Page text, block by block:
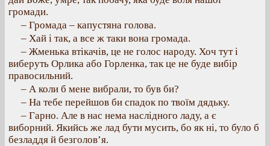
громади.
– Громада – капустяна голова.
– Хай і так, а все ж таки вона громада.
– Жменька втікачів, це не голос народу. Хоч тут і
виберуть Орлика або Горленка, так це не буде вибір
правосильний.
– А коли б мене вибрали, то був би?
– На тебе перейшов би спадок по твоїм дядьку.
– Гарно. Але в нас нема наслідного ладу, а є
виборний. Якийсь же лад бути мусить, бо як ні, то було б
безладдя й безголов’я.